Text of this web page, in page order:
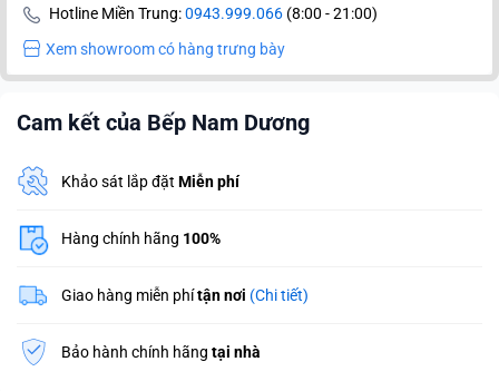
Hotline Miền Trung:0943.999.066 (8:00 - 21:00)
Xem showroom có hàng trưng bày
Cam kết của Bếp Nam Dương
Khảo sát lắp đặt Miễn phí
Hàng chính hãng 100%
Giao hàng miễn phítận nơi (Chi tiết)
Bảo hành chính hãng tại nhà